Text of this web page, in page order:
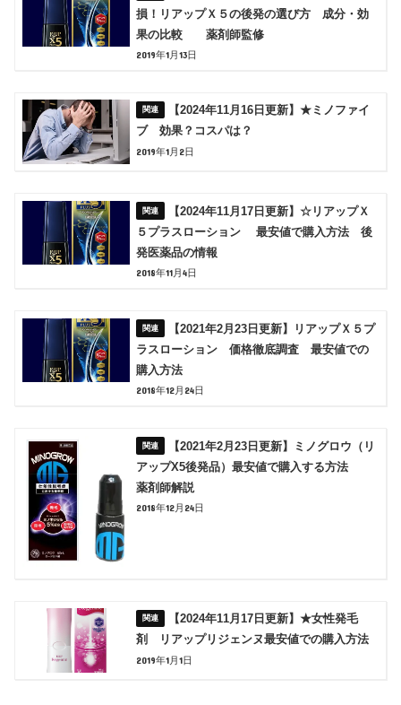
損！リアップＸ５の後発の選び方 成分・効
果の比較 薬剤師監修
2019年1月13日
【2024年11月16日更新】★ミノファイ
ブ 効果？コスパは？
2019年1月2日
【2024年11月17日更新】☆リアップＸ
５プラスローション 最安値で購入方法 後
発医薬品の情報
2018年11月4日
【2021年2月23日更新】リアップＸ５プ
ラスローション 価格徹底調査 最安値での
購入方法
2018年12月24日
【2021年2月23日更新】ミノグロウ（リ
アップX5後発品）最安値で購入する方法
薬剤師解説
2018年12月24日
【2024年11月17日更新】★女性発毛
剤 リアップリジェンヌ最安値での購入方法
2019年1月1日